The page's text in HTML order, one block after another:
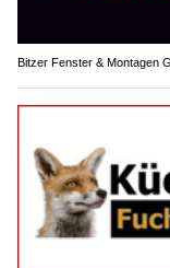
Bitzer Fenster & Montagen